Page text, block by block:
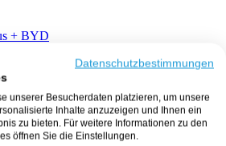
+ BYD
BYD
+ EcoFlow
+ FENECON
Datenschutzbestimmungen
unserer Besucherdaten platzieren, um unsere
Inhalte anzuzeigen und Ihnen ein
zu bieten. Für weitere Informationen zu den
öffnen Sie die Einstellungen.